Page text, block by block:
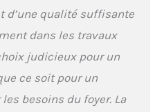
résistant à la
corrosion, traité
assurant durabilité et
longévité. Facile à
travaux électriques
d’une qualité suffisante
dans les travaux
judicieux pour un
ce soit pour un
besoins du foyer. La